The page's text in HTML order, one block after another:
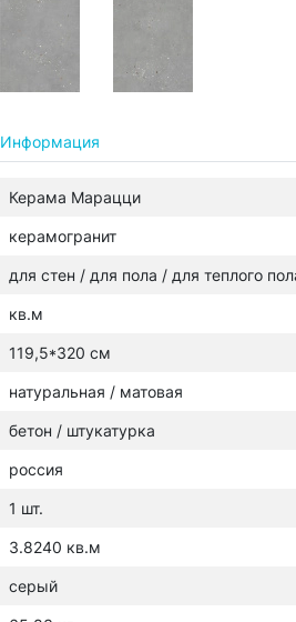
Информация
Керама Марацци
керамогранит
для стен / для пола / для теплого
кв.м
119,5*320 см
натуральная / матовая
бетон / штукатурка
россия
1 шт.
3.8240 кв.м
серый